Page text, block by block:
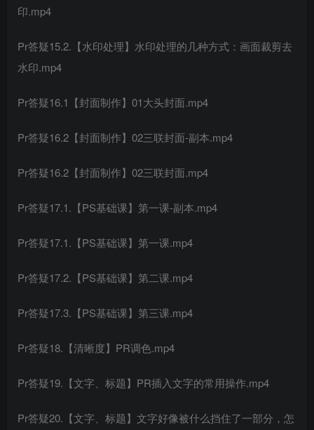
印.mp4
Pr答疑15.2.【水印处理】水印处理的几种方式：画面裁剪去
水印.mp4
Pr答疑16.1【封面制作】01大头封面.mp4
Pr答疑16.2【封面制作】02三联封面-副本.mp4
Pr答疑16.2【封面制作】02三联封面.mp4
Pr答疑17.1.【PS基础课】第一课-副本.mp4
Pr答疑17.1.【PS基础课】第一课.mp4
Pr答疑17.2.【PS基础课】第二课.mp4
Pr答疑17.3.【PS基础课】第三课.mp4
Pr答疑18.【清晰度】PR调色.mp4
Pr答疑19.【文字、标题】PR插入文字的常用操作.mp4
Pr答疑20.【文字、标题】文字好像被什么挡住了一部分，怎